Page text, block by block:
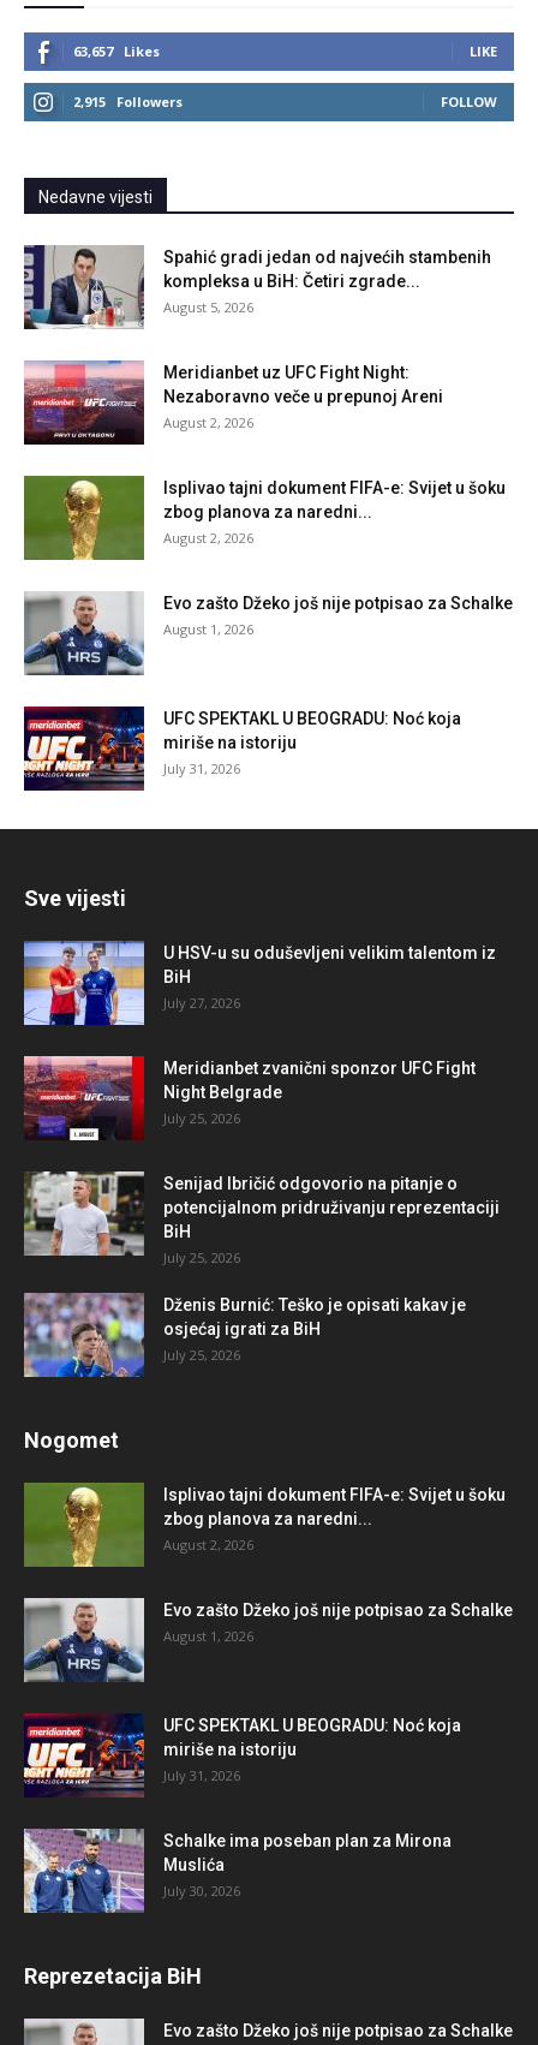
63,657 Likes LIKE
2,915 Followers FOLLOW
Nedavne vijesti
Spahić gradi jedan od najvećih stambenih
kompleksa u BiH: Četiri zgrade...
August 5, 2026
Meridianbet uz UFC Fight Night:
Nezaboravno veče u prepunoj Areni
August 2, 2026
Isplivao tajni dokument FIFA-e: Svijet u šoku
zbog planova za naredni...
August 2, 2026
Evo zašto Džeko još nije potpisao za Schalke
August 1, 2026
UFC SPEKTAKL U BEOGRADU: Noć koja
miriše na istoriju
July 31, 2026
Sve vijesti
U HSV-u su oduševljeni velikim talentom iz
BiH
July 27, 2026
Meridianbet zvanični sponzor UFC Fight
Night Belgrade
July 25, 2026
Senijad Ibričić odgovorio na pitanje o
potencijalnom pridruživanju reprezentaciji
BiH
July 25, 2026
Dženis Burnić: Teško je opisati kakav je
osjećaj igrati za BiH
July 25, 2026
Nogomet
Isplivao tajni dokument FIFA-e: Svijet u šoku
zbog planova za naredni...
August 2, 2026
Evo zašto Džeko još nije potpisao za Schalke
August 1, 2026
UFC SPEKTAKL U BEOGRADU: Noć koja
miriše na istoriju
July 31, 2026
Schalke ima poseban plan za Mirona
Muslića
July 30, 2026
Reprezetacija BiH
Evo zašto Džeko još nije potpisao za Schalke